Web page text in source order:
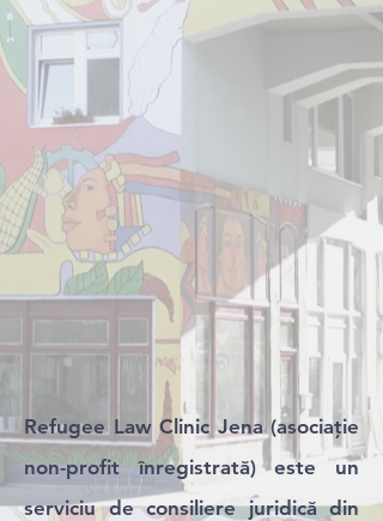
Refugee Law Clinic Jena (asociație
non-profit înregistrată) este un
serviciu de consiliere juridică din